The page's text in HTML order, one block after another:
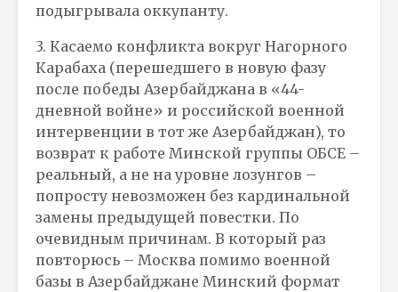
подыгрывала оккупанту.
3. Касаемо конфликта вокруг Нагорного
Карабаха (перешедшего в новую фазу
после победы Азербайджана в «44-
дневной войне» и российской военной
интервенции в тот же Азербайджан), то
возврат к работе Минской группы ОБСЕ –
реальный, а не на уровне лозунгов –
попросту невозможен без кардинальной
замены предыдущей повестки. По
очевидным причинам. В который раз
повторюсь – Москва помимо военной
базы в Азербайджане Минский формат